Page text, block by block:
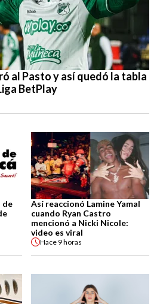
al Pasto y así quedó la tabla
BetPlay
de
Así reaccionó Lamine Yamal
cuando Ryan Castro
mencionó a Nicki Nicole:
video es viral
Hace 9 horas